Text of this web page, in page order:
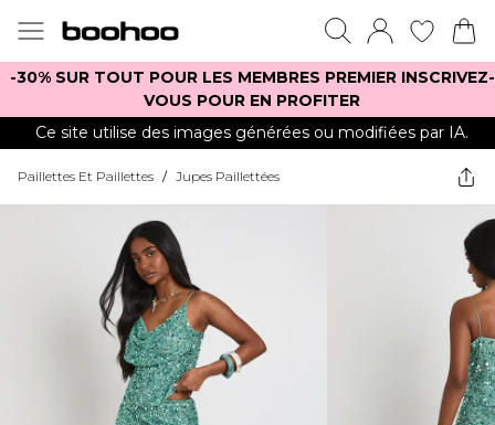
-30% SUR TOUT POUR LES MEMBRES PREMIER INSCRIVEZ-
VOUS POUR EN PROFITER
Ce site utilise des images générées ou modifiées par IA.
Paillettes Et Paillettes / Jupes Paillettées